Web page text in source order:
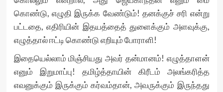
கொண்டு, எழுதி இருக்க வேண்டும்! தனக்குச் சரி என்று
பட்டதை, எதிரியின் இதயத்தைத் துளைக்கும் அளவுக்கு,
எழுத்தால் ஈட்டி கொண்டு எறியும் போராளி!
இதையெல்லாம் மிஞ்சியது அவர் தன்மானம்! எழுத்தாளன்
எனும் இறுமாப்பு! தமிழ்த்தாயின் கிரீடம் அலங்கரித்த
எவனுக்கும் இருக்கும் கர்வம்தான், அவருக்கும் இருந்தது